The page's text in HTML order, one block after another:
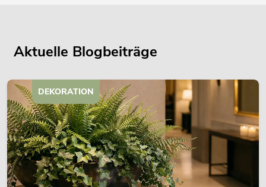
Aktuelle Blogbeiträge
DEKORATION